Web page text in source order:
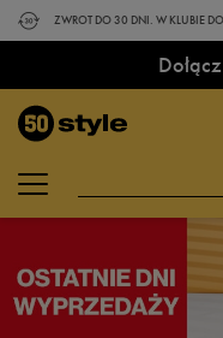
ZWROT DO 30 DNI. W KLUBIE